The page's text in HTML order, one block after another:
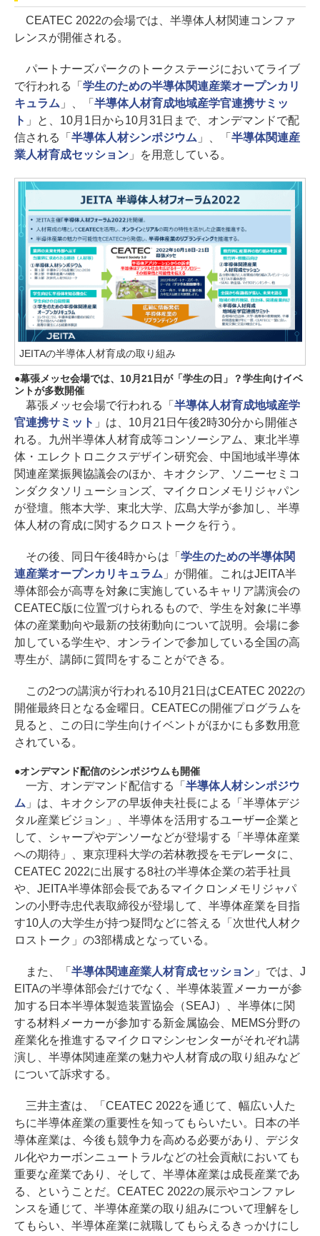
CEATEC 2022の会場では、半導体人材関連コンファ
レンスが開催される。
パートナーズパークのトークステージにおいてライブ
で行われる「 学生のための半導体関連産業オープンカリ
キュラム 」、「 半導体人材育成地域産学官連携サミッ
ト 」と、10月1日から10月31日まで、オンデマンドで配
信される「 半導体人材シンポジウム 」、「 半導体関連産
業人材育成セッション」を用意している。
JEITAの半導体人材育成の取り組み
幕張メッセ会場では、10月21日が「学生の日」？学生向けイベ
ントが多数開催
幕張メッセ会場で行われる「 半導体人材育成地域産学
官連携サミット 」は、10月21日午後2時30分から開催さ
れる。九州半導体人材育成等コンソーシアム、東北半導
体・エレクトロニクスデザイン研究会、中国地域半導体
関連産業振興協議会のほか、キオクシア、ソニーセミコ
ンダクタソリューションズ、マイクロンメモリジャパン
が登壇。熊本大学、東北大学、広島大学が参加し、半導
体人材の育成に関するクロストークを行う。
その後、同日午後4時からは「 学生のための半導体関
連産業オープンカリキュラム 」が開催。これはJEITA半
導体部会が高専を対象に実施しているキャリア講演会の
CEATEC版に位置づけられるもので、学生を対象に半導
体の産業動向や最新の技術動向について説明。会場に参
加している学生や、オンラインで参加している全国の高
専生が、講師に質問をすることができる。
この2つの講演が行われる10月21日はCEATEC 2022の
開催最終日となる金曜日。CEATECの開催プログラムを
見ると、この日に学生向けイベントがほかにも多数用意
されている。
オンデマンド配信のシンポジウムも開催
一方、オンデマンド配信する「 半導体人材シンポジウ
ム 」は、キオクシアの早坂伸夫社長による「半導体デジ
タル産業ビジョン」、半導体を活用するユーザー企業と
して、シャープやデンソーなどが登場する「半導体産業
への期待」、東京理科大学の若林教授をモデレータに、
CEATEC 2022に出展する8社の半導体企業の若手社員
や、JEITA半導体部会長であるマイクロンメモリジャパ
ンの小野寺忠代表取締役が登場して、半導体産業を目指
す10人の大学生が持つ疑問などに答える「次世代人材ク
ロストーク」の3部構成となっている。
また、「 半導体関連産業人材育成セッション」では、J
EITAの半導体部会だけでなく、半導体装置メーカーが参
加する日本半導体製造装置協会（SEAJ）、半導体に関
する材料メーカーが参加する新金属協会、MEMS分野の
産業化を推進するマイクロマシンセンターがそれぞれ講
演し、半導体関連産業の魅力や人材育成の取り組みなど
について訴求する。
三井主査は、「CEATEC 2022を通じて、幅広い人た
ちに半導体産業の重要性を知ってもらいたい。日本の半
導体産業は、今後も競争力を高める必要があり、デジタ
ル化やカーボンニュートラルなどの社会貢献においても
重要な産業であり、そして、半導体産業は成長産業であ
る、ということだ。CEATEC 2022の展示やコンファレ
ンスを通じて、半導体産業の取り組みについて理解をし
てもらい、半導体産業に就職してもらえるきっかけにし